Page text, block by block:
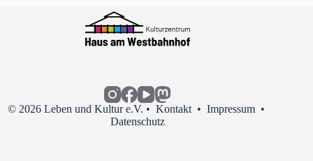
© 2026 Leben und Kultur e.V. •Kontakt •Impressum •
Datenschutz